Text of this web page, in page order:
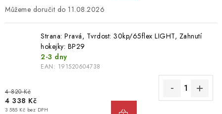
11.08.2026
Strana: Pravá, Tvrdost: 30kp/65flex LIGHT, Zahnutí
hokejky: BP29
2-3 dny
EAN: 191520604738
4 820 Kč
4 338 Kč
3 585 Kč bez DPH